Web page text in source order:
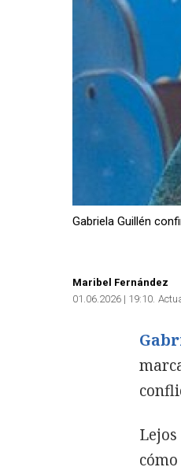
Gabriela Guillén
Maribel Fernández
01.06.2026 | 19:10